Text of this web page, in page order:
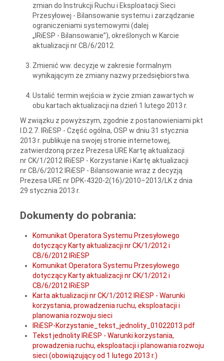
zmian do Instrukcji Ruchu i Eksploatacji Sieci
Przesyłowej - Bilansowanie systemu i zarządzanie
ograniczeniami systemowymi (dalej
„IRiESP - Bilansowanie”), określonych w Karcie
aktualizacji nr CB/6/2012.
Zmienić ww. decyzje w zakresie formalnym
wynikającym ze zmiany nazwy przedsiębiorstwa.
Ustalić termin wejścia w życie zmian zawartych w
obu kartach aktualizacji na dzień 1 lutego 2013 r.
W związku z powyższym, zgodnie z postanowieniami pkt
I.D.2.7. IRiESP - Część ogólna, OSP w dniu 31 stycznia
2013 r. publikuje na swojej stronie internetowej,
zatwierdzoną przez Prezesa URE Kartę aktualizacji
nr CK/1/2012 IRiESP - Korzystanie i Kartę aktualizacji
nr CB/6/2012 IRiESP - Bilansowanie wraz z decyzją
Prezesa URE nr DPK-4320-2(16)/2010÷2013/LK z dnia
29 stycznia 2013 r.
Dokumenty do pobrania:
Komunikat Operatora Systemu Przesyłowego
dotyczący Karty aktualizacji nr CK/1/2012 i
CB/6/2012 IRiESP
Komunikat Operatora Systemu Przesyłowego
dotyczący Karty aktualizacji nr CK/1/2012 i
CB/6/2012 IRiESP
Karta aktualizacji nr CK/1/2012 IRiESP - Warunki
korzystania, prowadzenia ruchu, eksploatacji i
planowania rozwoju sieci
IRiESP-Korzystanie_tekst_jednolity_01022013.pdf
Tekst jednolity IRiESP - Warunki korzystania,
prowadzenia ruchu, eksploatacji i planowania rozwoju
sieci (obowiązujący od 1 lutego 2013 r.)